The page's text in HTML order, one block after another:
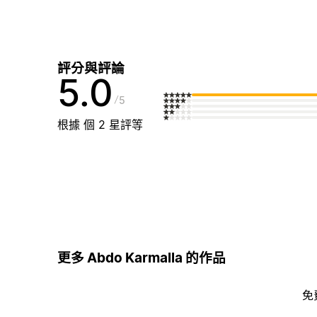
評分與評論
5.0 5
根據 個 2 星評等
更多 Abdo Karmalla 的作品
免